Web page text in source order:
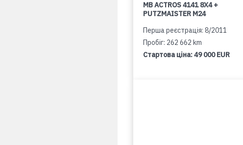
MB ACTROS 4141 8X4 +
PUTZMAISTER M24
Перша реєстрація: 8/2011
Пробіг: 262 662 km
Стартова ціна:49 000 EUR